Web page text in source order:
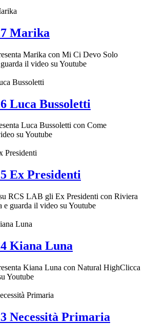
Marika
Marika con Mi Ci Devo Solo
il video su Youtube
Luca Bussoletti
Luca Bussoletti con Come
su Youtube
Ex Presidenti
RCS LAB gli Ex Presidenti con Riviera
e guarda il video su Youtube
Kiana Luna
Kiana Luna con Natural HighClicca
Youtube
Necessità Primaria